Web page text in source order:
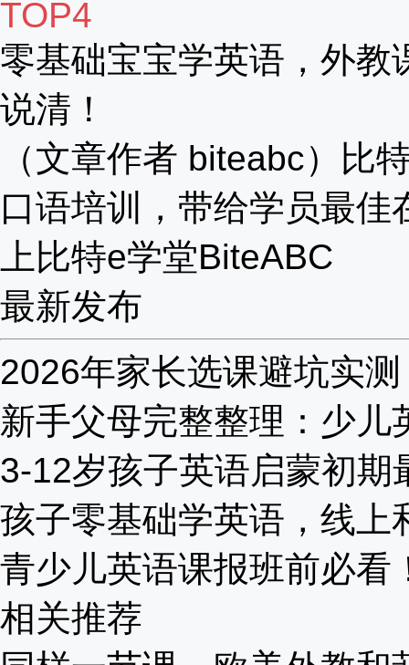
TOP4
零基础宝宝学英语，外教
说清！
（文章作者 biteabc）比
口语培训，带给学员最
上比特e学堂BiteABC
最新发布
2026年家长选课避坑实
新手父母完整整理：少儿
3-12岁孩子英语启蒙初期
孩子零基础学英语，线上
青少儿英语课报班前必看
相关推荐